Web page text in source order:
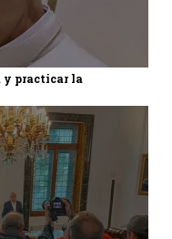
y practicar la